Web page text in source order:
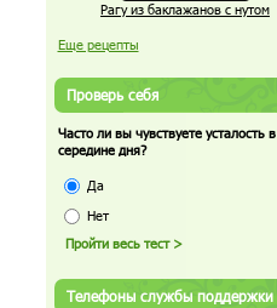
Рагу из баклажанов с нутом
Еще рецепты
Проверь себя
Часто ли вы чувствуете усталость в
середине дня?
Да
Нет
Телефоны службы поддержки